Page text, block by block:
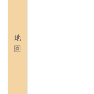
地
図